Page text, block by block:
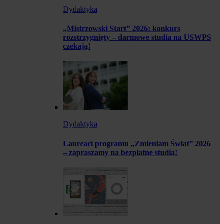
Dydaktyka
„Mistrzowski Start” 2026: konkurs
rozstrzygnięty – darmowe studia na USWPS
czekają!
Dydaktyka
Laureaci programu „Zmieniam Świat” 2026
– zapraszamy na bezpłatne studia!